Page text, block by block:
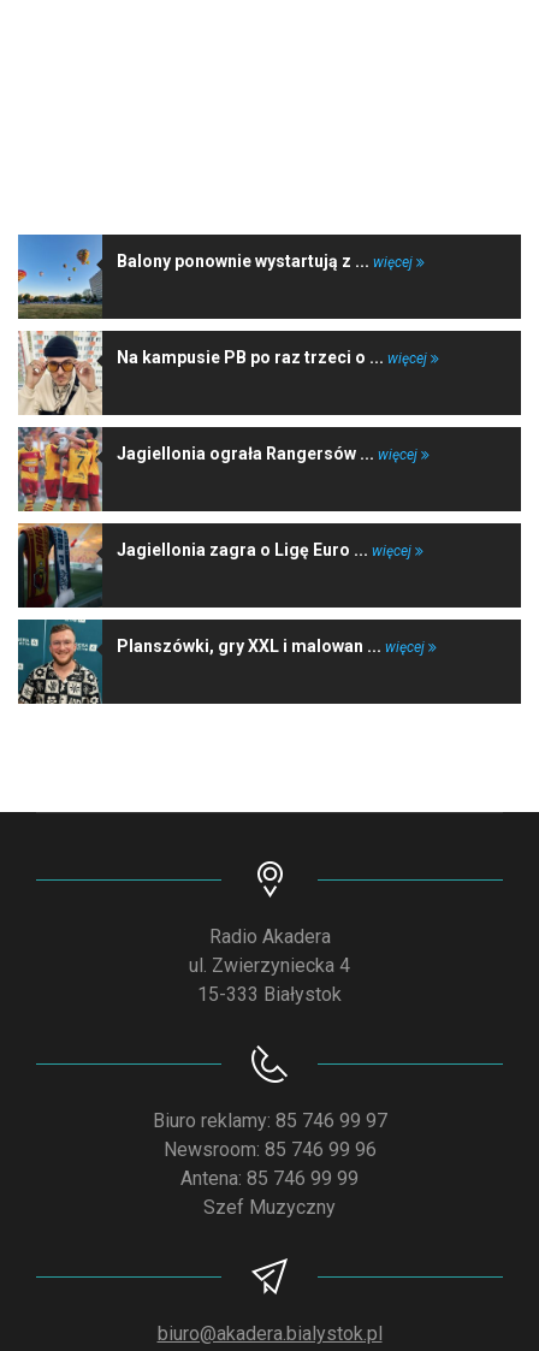
Balony ponownie wystartują z ... więcej
Na kampusie PB po raz trzeci o ... więcej
Jagiellonia ograła Rangersów ... więcej
Jagiellonia zagra o Ligę Euro ... więcej
Planszówki, gry XXL i malowan ... więcej
Radio Akadera
ul. Zwierzyniecka 4
15-333 Białystok
Biuro reklamy: 85 746 99 97
Newsroom: 85 746 99 96
Antena: 85 746 99 99
Szef Muzyczny
biuro@akadera.bialystok.pl